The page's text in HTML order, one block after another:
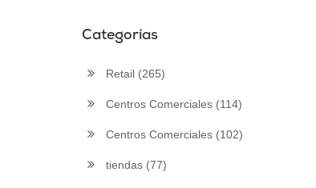
Categorías
Retail (265)
Centros Comerciales (114)
Centros Comerciales (102)
tiendas (77)